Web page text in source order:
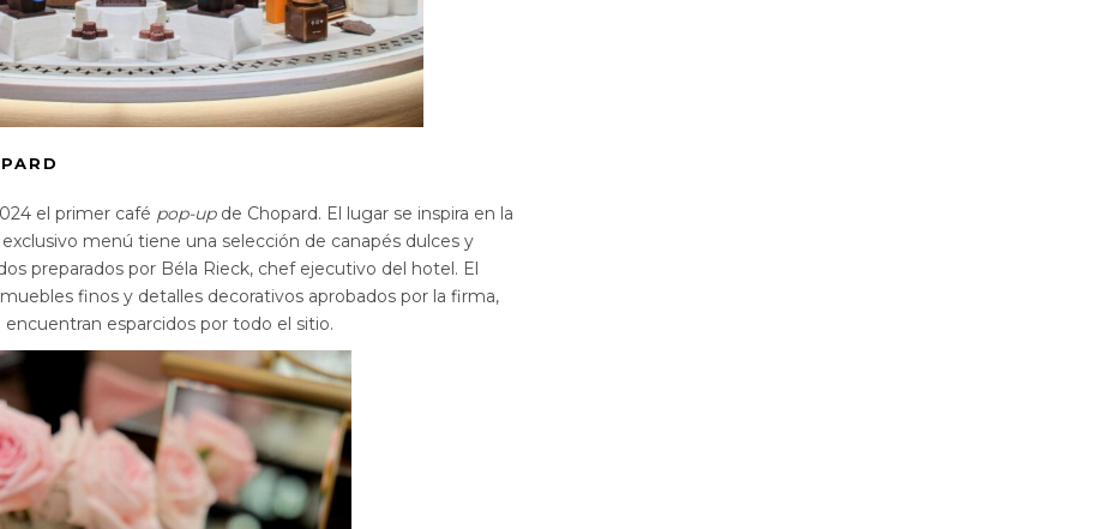
el primer café pop-upde Chopard. El lugar se inspira en la
menú tiene una selección de canapés dulces y
preparados por Béla Rieck, chef ejecutivo del hotel. El
finos y detalles decorativos aprobados por la firma,
esparcidos por todo el sitio.